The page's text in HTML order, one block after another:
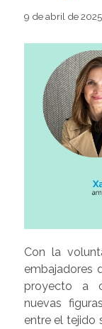
9 de abril de 2025
Con la
embajadores
proyecto a
nuevas
entre el tejido